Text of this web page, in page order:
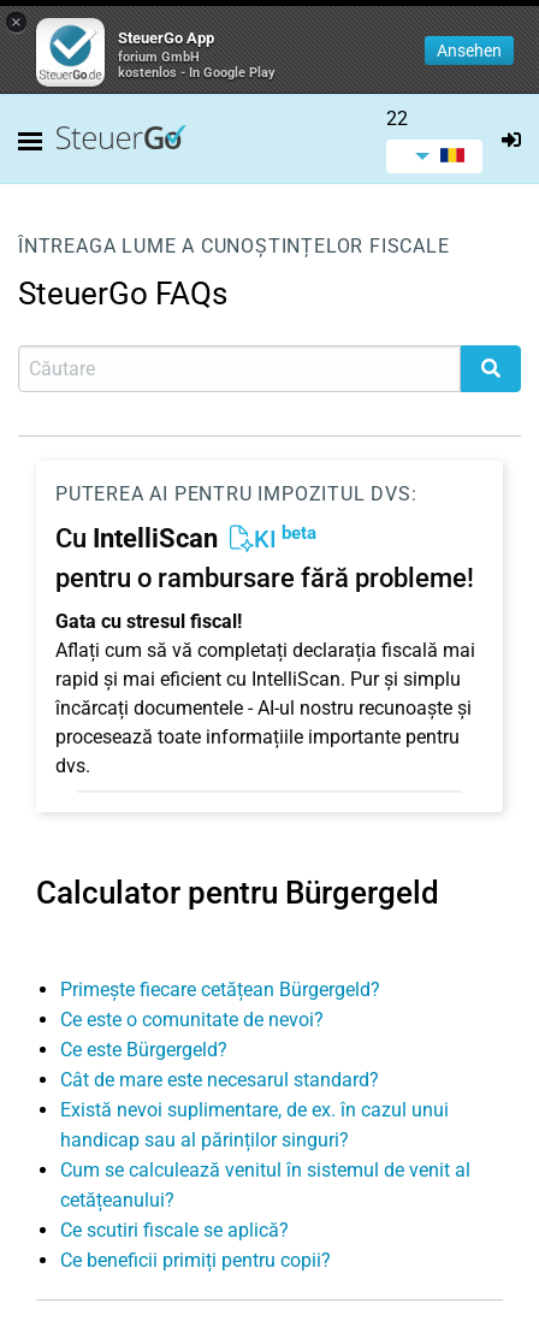
×
SteuerGo App
forium GmbH
kostenlos - In Google Play
Ansehen
22
ÎNTREAGA LUME A CUNOȘTINȚELOR FISCALE
SteuerGo FAQs
PUTEREA AI PENTRU IMPOZITUL DVS:
Cu IntelliScan KI beta
pentru o rambursare fără probleme!
Gata cu stresul fiscal!
Aflați cum să vă completați declarația fiscală mai
rapid și mai eficient cu IntelliScan. Pur și simplu
încărcați documentele - AI-ul nostru recunoaște și
procesează toate informațiile importante pentru
dvs.
Calculator pentru Bürgergeld
Primește fiecare cetățean Bürgergeld?
Ce este o comunitate de nevoi?
Ce este Bürgergeld?
Cât de mare este necesarul standard?
Există nevoi suplimentare, de ex. în cazul unui
handicap sau al părinților singuri?
Cum se calculează venitul în sistemul de venit al
cetățeanului?
Ce scutiri fiscale se aplică?
Ce beneficii primiți pentru copii?